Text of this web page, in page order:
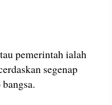
pemerintah ialah
segenap